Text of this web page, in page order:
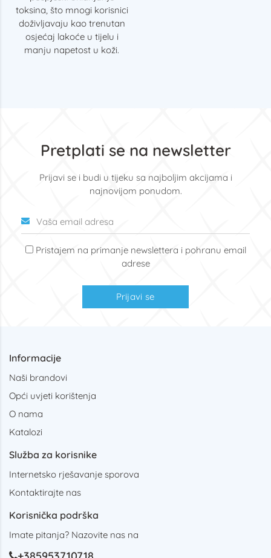
toksina, što mnogi korisnici
doživljavaju kao trenutan
osjećaj lakoće u tijelu i
manju napetost u koži.
Pretplati se na newsletter
Prijavi se i budi u tijeku sa najboljim akcijama i
najnovijom ponudom.
Pristajem na primanje newslettera i pohranu email
adrese
Prijavi se
Informacije
Naši brandovi
Opći uvjeti korištenja
O nama
Katalozi
Služba za korisnike
Internetsko rješavanje sporova
Kontaktirajte nas
Korisnička podrška
Imate pitanja? Nazovite nas na